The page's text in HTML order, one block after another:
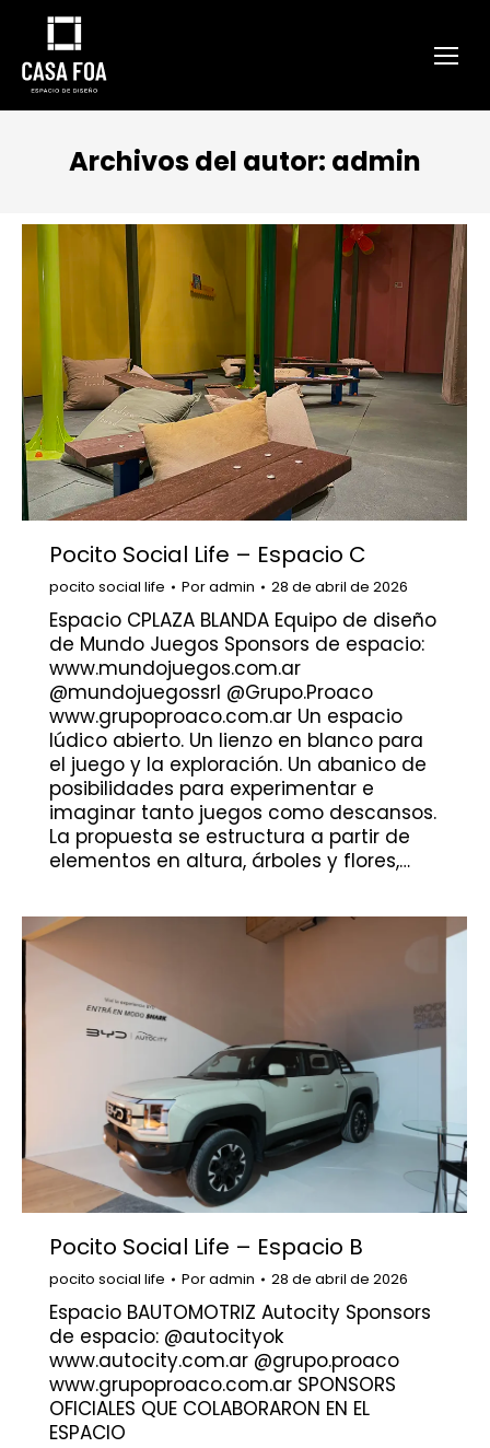
Archivos del autor: admin
Pocito Social Life – Espacio C
pocito social life Poradmin 28 de abril de 2026
Espacio CPLAZA BLANDA Equipo de diseño
de Mundo Juegos Sponsors de espacio:
www.mundojuegos.com.ar
@mundojuegossrl @Grupo.Proaco
www.grupoproaco.com.ar Un espacio
lúdico abierto. Un lienzo en blanco para
el juego y la exploración. Un abanico de
posibilidades para experimentar e
imaginar tanto juegos como descansos.
La propuesta se estructura a partir de
elementos en altura, árboles y flores,…
Pocito Social Life – Espacio B
pocito social life Poradmin 28 de abril de 2026
Espacio BAUTOMOTRIZ Autocity Sponsors
de espacio: @autocityok
www.autocity.com.ar @grupo.proaco
www.grupoproaco.com.ar SPONSORS
OFICIALES QUE COLABORARON EN EL
ESPACIO